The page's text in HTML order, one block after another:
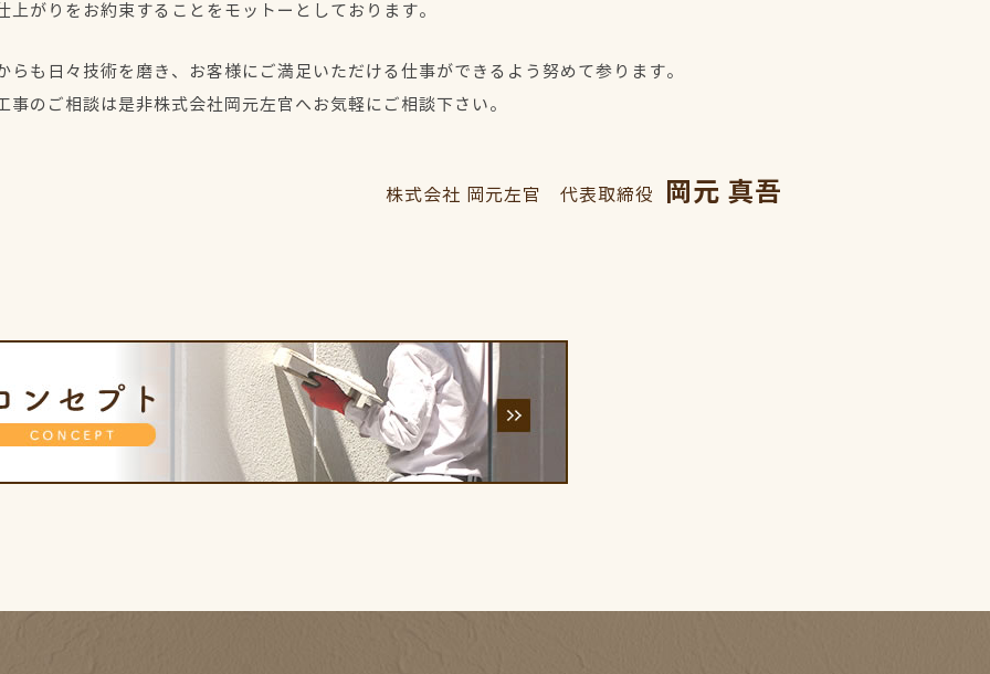
上がりをお約束することをモットーとしております。
らも日々技術を磨き、お客様にご満足いただける仕事ができるよう努めて参ります。
事のご相談は是非株式会社岡元左官へお気軽にご相談下さい。
株式会社 岡元左官 代表取締役 岡元 真吾